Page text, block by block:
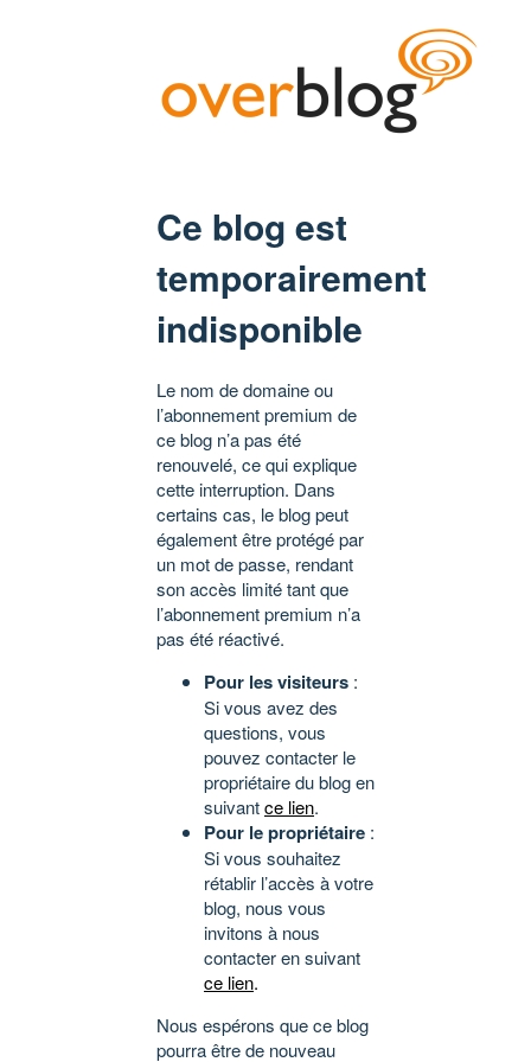
Ce blog est
temporairement
indisponible
Le nom de domaine ou
l’abonnement premium de
ce blog n’a pas été
renouvelé, ce qui explique
cette interruption. Dans
certains cas, le blog peut
également être protégé par
un mot de passe, rendant
son accès limité tant que
l’abonnement premium n’a
pas été réactivé.
Pour les visiteurs :
Si vous avez des
questions, vous
pouvez contacter le
propriétaire du blog en
suivantce lien.
Pour le propriétaire :
Si vous souhaitez
rétablir l’accès à votre
blog, nous vous
invitons à nous
contacter en suivant
ce lien.
Nous espérons que ce blog
pourra être de nouveau